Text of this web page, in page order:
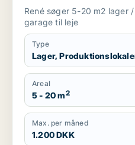
René søger 5-20 m2 lager
garage til leje
Type
Lager,
Areal
5 - 20 m2
Max. per måned
1.200 DKK